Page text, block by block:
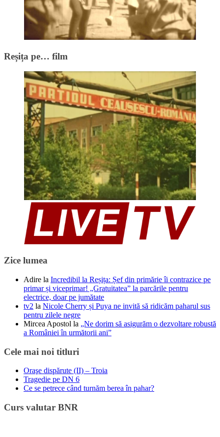
Reșița pe… film
Zice lumea
Adire la Incredibil la Reșița: Șef din primărie îi contrazice pe
primar și viceprimar! „Gratuitatea” la parcările pentru
electrice, doar pe jumătate
tv2 la Nicole Cherry și Puya ne invită să ridicăm paharul sus
pentru zilele negre
Mircea Apostol la „Ne dorim să asigurăm o dezvoltare robustă
a României în următorii ani”
Cele mai noi titluri
Oraşe dispărute (II) – Troia
Tragedie pe DN 6
Ce se petrece când turnăm berea în pahar?
Curs valutar BNR